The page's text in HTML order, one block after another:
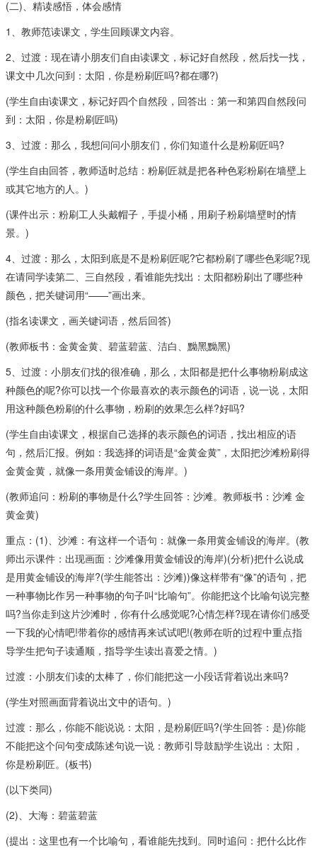
(二)、精读感悟，体会感情
1、教师范读课文，学生回顾课文内容。
2、过渡：现在请小朋友们自由读课文，标记好自然段，然后找一找，
课文中几次问到：太阳，你是粉刷匠吗?都在哪?)
(学生自由读课文，标记好四个自然段，回答出：第一和第四自然段问
到：太阳，你是粉刷匠吗)
3、过渡：那么，我想问问小朋友们，你们知道什么是粉刷匠吗?
(学生自由回答，教师适时总结：粉刷匠就是把各种色彩粉刷在墙壁上
或其它地方的人。)
(课件出示：粉刷工人头戴帽子，手提小桶，用刷子粉刷墙壁时的情
景。)
4、过渡：那么，太阳到底是不是粉刷匠呢?它都粉刷了哪些色彩呢?现
在请同学读第二、三自然段，看谁能先找出：太阳都粉刷出了哪些种
颜色，把关键词用“——”画出来。
(指名读课文，画关键词语，然后回答)
(教师板书：金黄金黄、碧蓝碧蓝、洁白、黝黑黝黑)
5、过渡：小朋友们找的很准确，那么，太阳都是把什么事物粉刷成这
种颜色的呢?你可以找一个你最喜欢的表示颜色的词语，说一说，太阳
用这种颜色粉刷的什么事物，粉刷的效果怎么样?好吗?
(学生自由读课文，根据自己选择的表示颜色的词语，找出相应的语
句，然后汇报。例如：我选择的词语是“金黄金黄”，太阳把沙滩粉刷得
金黄金黄，就像一条用黄金铺设的海岸。)
(教师追问：粉刷的事物是什么?学生回答：沙滩。教师板书：沙滩 金
黄金黄)
重点：(1)、沙滩：有这样一个语句：就像一条用黄金铺设的海岸。(教
师出示课件：出现画面：沙滩像用黄金铺设的海岸)(分析)把什么说成
是用黄金铺设的海岸?(学生能答出：沙滩))像这样带有“像”的语句，把
一种事物比作另一种事物的句子叫“比喻句”。你能把这个比喻句说完整
吗?当你走到这片沙滩时，你有什么感觉呢?心情怎样?现在请你们感受
一下我的心情吧!带着你的感情再来试试吧!(教师在听的过程中重点指
导学生把句子读通顺，指导学生读出喜爱之情。)
过渡：小朋友们读的太棒了，你们能把这一小段话背着说出来吗?
(学生对照画面背着说出文中的语句。)
过渡：那么，你能不能说说：太阳，是粉刷匠吗?(学生回答：是)你能
不能把这个问句变成陈述句说一说：教师引导鼓励学生说出：太阳，
你是粉刷匠。(板书)
(以下类同)
(2)、大海：碧蓝碧蓝
(提出：这里也有一个比喻句，看谁能先找到。同时追问：把什么比作